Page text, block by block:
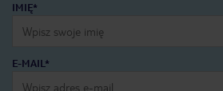
IMIĘ*
E-MAIL*